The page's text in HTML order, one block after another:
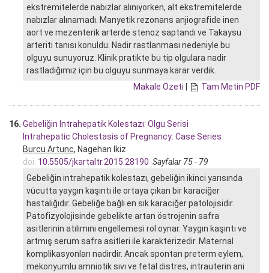
ekstremitelerde nabızlar alınıyorken, alt ekstremitelerde
nabızlar alınamadı. Manyetik rezonans anjiografide inen
aort ve mezenterik arterde stenoz saptandı ve Takaysu
arteriti tanısı konuldu. Nadir rastlanması nedeniyle bu
olguyu sunuyoruz. Klinik pratikte bu tip olgulara nadir
rastladığımız için bu olguyu sunmaya karar verdik.
Makale Özeti | Tam Metin PDF
16. Gebeliğin Intrahepatik Kolestazı: Olgu Serisi
Intrahepatic Cholestasis of Pregnancy: Case Series
Burcu Artunc, Nagehan Ikiz
doi: 10.5505/jkartaltr.2015.28190 Sayfalar 75 - 79
Gebeliğin intrahepatik kolestazı, gebeliğin ikinci yarısında
vücutta yaygın kaşıntı ile ortaya çıkan bir karaciğer
hastalığıdır. Gebeliğe bağlı en sık karaciğer patolojisidir.
Patofizyolojisinde gebelikte artan östrojenin safra
asitlerinin atılımını engellemesi rol oynar. Yaygın kaşıntı ve
artmış serum safra asitleri ile karakterizedir. Maternal
komplikasyonları nadirdir. Ancak spontan preterm eylem,
mekonyumlu amniotik sıvı ve fetal distres, intrauterin ani